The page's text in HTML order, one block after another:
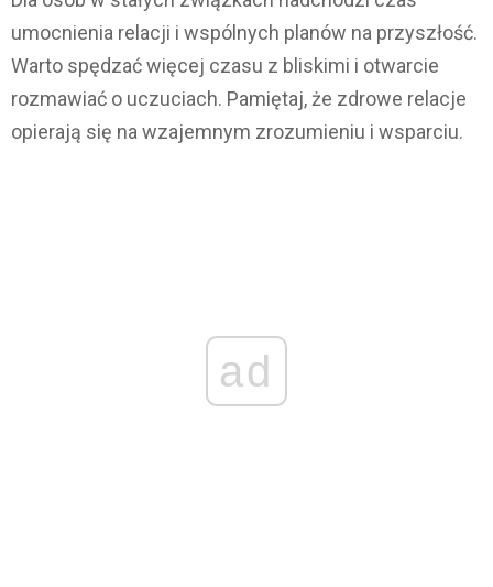
umocnienia relacji i wspólnych planów na przyszłość.
Warto spędzać więcej czasu z bliskimi i otwarcie
rozmawiać o uczuciach. Pamiętaj, że zdrowe relacje
opierają się na wzajemnym zrozumieniu i wsparciu.
ad